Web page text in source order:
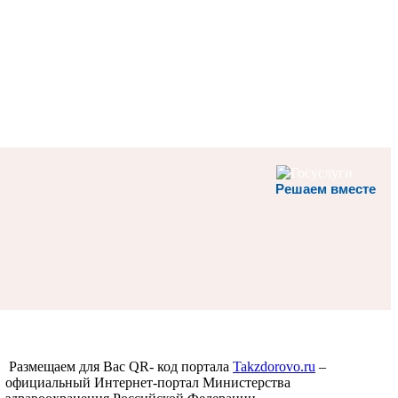
Решаем вместе
Размещаем для Вас QR- код портала Takzdorovo.ru –
официальный Интернет-портал Министерства